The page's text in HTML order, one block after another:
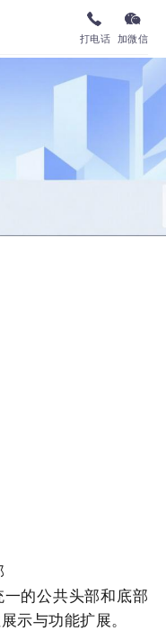
打电话 加微信
的公共头部和底部
示与功能扩展。